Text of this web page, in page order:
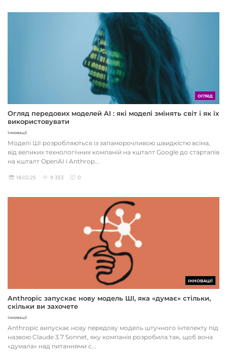
ОГЛЯД
Огляд передових моделей AI : які моделі змінять світ і як їх
використовувати
Інновації
Моделі ШІ розробляються із запаморочливою швидкістю всіма,
від великих технологічних компаній на кшталт Google до стартапів
на кшталт OpenAI і Anthrop...
18.02.25 9 353 0
ІННОВАЦІЇ
Anthropic запускає нову модель ШІ, яка «думає» стільки,
скільки ви захочете
Інновації
Anthropic випускає нову передову модель штучного інтелекту під
назвою Claude 3.7 Sonnet, яку компанія розробила так, щоб вона
«думала» над питаннями с...